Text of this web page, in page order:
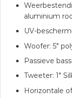
aluminium
UV-
Woofer: 5″
Passieve
Tweeter: 1″
Horizontale